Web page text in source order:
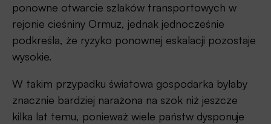
ponowne otwarcie szlaków transportowych w
rejonie cieśniny Ormuz, jednak jednocześnie
podkreśla, że ryzyko ponownej eskalacji pozostaje
wysokie.
W takim przypadku światowa gospodarka byłaby
znacznie bardziej narażona na szok niż jeszcze
kilka lat temu, ponieważ wiele państw dysponuje